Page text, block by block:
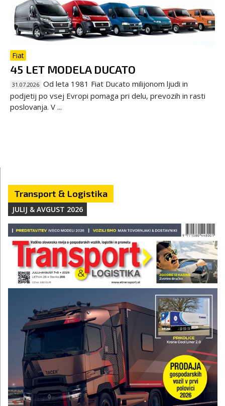
Fiat
45 LET MODELA DUCATO
31.07.2026 Od leta 1981 Fiat Ducato milijonom ljudi in
podjetij po vsej Evropi pomaga pri delu, prevozih in rasti
poslovanja. V ...
Transport & Logistika
JULIJ & AVGUST 2026